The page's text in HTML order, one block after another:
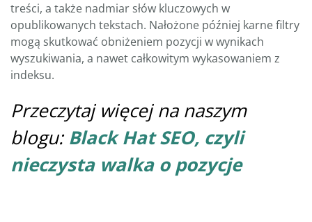
treści, a także nadmiar słów kluczowych w
opublikowanych tekstach. Nałożone później karne filtry
mogą skutkować obniżeniem pozycji w wynikach
wyszukiwania, a nawet całkowitym wykasowaniem z
indeksu.
Przeczytaj więcej na naszym
blogu: Black Hat SEO, czyli
nieczysta walka o pozycje